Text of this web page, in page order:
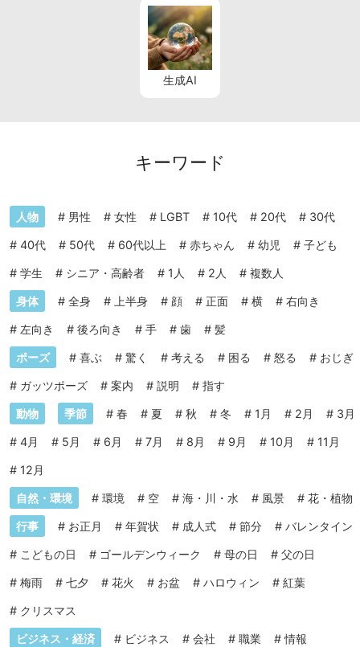
生成AI
キーワード
人物 # 男性 # 女性 # LGBT # 10代 # 20代 # 30代
# 40代 # 50代 # 60代以上 # 赤ちゃん # 幼児 # 子ども
# 学生 # シニア・高齢者 # 1人 # 2人 # 複数人
身体 # 全身 # 上半身 # 顔 # 正面 # 横 # 右向き
# 左向き # 後ろ向き # 手 # 歯 # 髪
ポーズ # 喜ぶ # 驚く # 考える # 困る # 怒る # おじぎ
# ガッツポーズ # 案内 # 説明 # 指す
動物 季節 # 春 # 夏 # 秋 # 冬 # 1月 # 2月 # 3月
# 4月 # 5月 # 6月 # 7月 # 8月 # 9月 # 10月 # 11月
# 12月
自然・環境 # 環境 # 空 # 海・川・水 # 風景 # 花・植物
行事 # お正月 # 年賀状 # 成人式 # 節分 # バレンタイン
# こどもの日 # ゴールデンウィーク # 母の日 # 父の日
# 梅雨 # 七夕 # 花火 # お盆 # ハロウィン # 紅葉
# クリスマス
ビジネス・経済 # ビジネス # 会社 # 職業 #情報